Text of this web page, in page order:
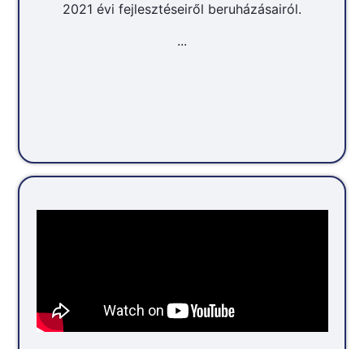
2021 évi fejlesztéseiről beruházásairól.
...